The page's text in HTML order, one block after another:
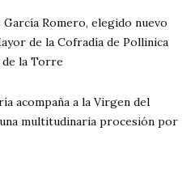
García Romero, elegido nuevo
de la Cofradía de Pollinica
la Torre
acompaña a la Virgen del
multitudinaria procesión por